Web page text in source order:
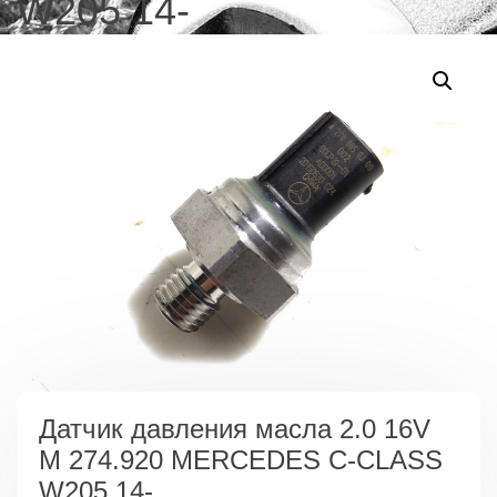
W205 14-
Датчик давления масла 2.0 16V
M 274.920 MERCEDES C-CLASS
W205 14-